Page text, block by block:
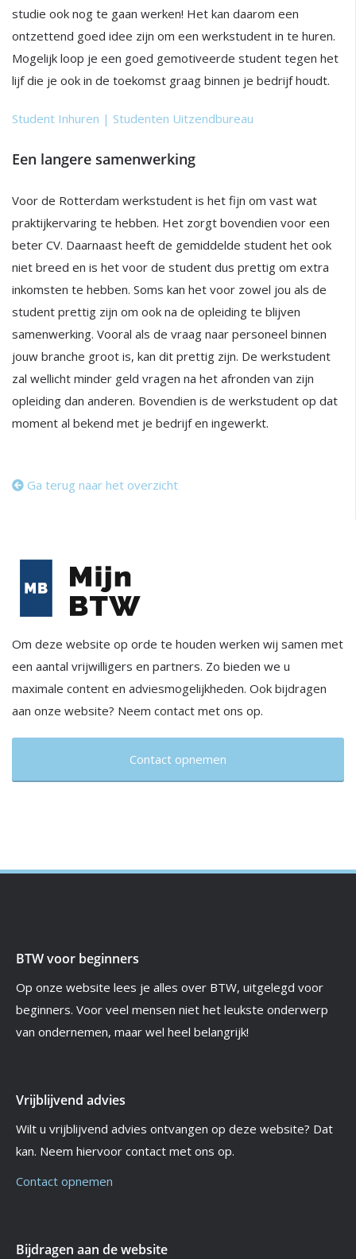
studie ook nog te gaan werken! Het kan daarom een
ontzettend goed idee zijn om een werkstudent in te huren.
Mogelijk loop je een goed gemotiveerde student tegen het
lijf die je ook in de toekomst graag binnen je bedrijf houdt.
Student Inhuren | Studenten Uitzendbureau
Een langere samenwerking
Voor de Rotterdam werkstudent is het fijn om vast wat
praktijkervaring te hebben. Het zorgt bovendien voor een
beter CV. Daarnaast heeft de gemiddelde student het ook
niet breed en is het voor de student dus prettig om extra
inkomsten te hebben. Soms kan het voor zowel jou als de
student prettig zijn om ook na de opleiding te blijven
samenwerking. Vooral als de vraag naar personeel binnen
jouw branche groot is, kan dit prettig zijn. De werkstudent
zal wellicht minder geld vragen na het afronden van zijn
opleiding dan anderen. Bovendien is de werkstudent op dat
moment al bekend met je bedrijf en ingewerkt.
Ga terug naar het overzicht
Om deze website op orde te houden werken wij samen met
een aantal vrijwilligers en partners. Zo bieden we u
maximale content en adviesmogelijkheden. Ook bijdragen
aan onze website? Neem contact met ons op.
Contact opnemen
BTW voor beginners
Op onze website lees je alles over BTW, uitgelegd voor
beginners. Voor veel mensen niet het leukste onderwerp
van ondernemen, maar wel heel belangrijk!
Vrijblijvend advies
Wilt u vrijblijvend advies ontvangen op deze website? Dat
kan. Neem hiervoor contact met ons op.
Contact opnemen
Bijdragen aan de website